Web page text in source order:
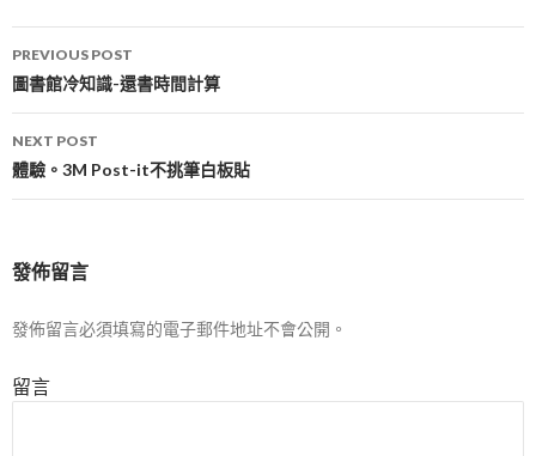
Post
navigation
PREVIOUS POST
圖書館冷知識-還書時間計算
NEXT POST
體驗。3M Post-it不挑筆白板貼
發佈留言
發佈留言必須填寫的電子郵件地址不會公開。
留言